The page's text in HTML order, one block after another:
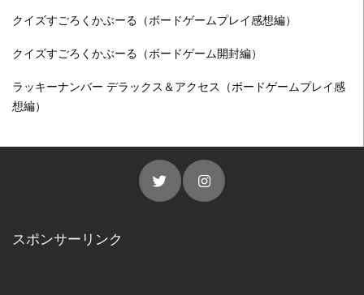
クイズすごろくかぶーる（ボードゲームプレイ感想編）
クイズすごろくかぶーる（ボードゲーム開封編）
ラッキーナンバー デラックス＆アクセス（ボードゲームプレイ感
想編）
スポンサーリンク